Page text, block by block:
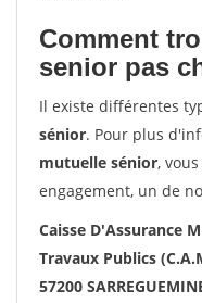
Comment
senior pas
Il existe différentes
sénior. Pour plus
mutuelle sénior,
engagement, un de
Caisse D'Assurance
Travaux Publics
57200